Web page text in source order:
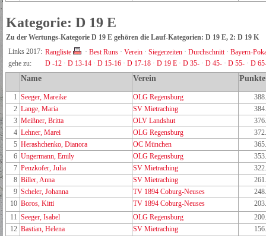
Kategorie: D 19 E
Zu der Wertungs-Kategorie D 19 E gehören die Lauf-Kategorien: D 19 E, 2: D 19 K
Links 2017: Rangliste · Best Runs · Verein · Siegerzeiten · Durchschnitt· Bayern-
gehe zu:
D -12 · D 13-14 · D 15-16 · D 17-18 · D 19 E · D 35- · D 45- · D 55- · D
Name Verein Punkte
1 Seeger, Mareike OLG Regensburg
2 Lange, Maria SV Mietraching
3 Meißner, Britta OLV Landshut
4 Lehner, Marei OLG Regensburg
5 Herashchenko, Dianora OC München
6 Ungermann, Emily OLG Regensburg
7 Penzkofer, Julia SV Mietraching
8 Biller, Anna SV Mietraching
9 Scheler, Johanna TV 1894 Coburg-Neuses
10 Boros, Kitti TV 1894 Coburg-Neuses
11 Seeger, Isabel OLG Regensburg
12 Bastian, Helena SV Mietraching